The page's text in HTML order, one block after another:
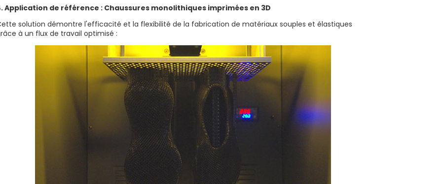
Application de référence : Chaussures monolithiques imprimées en 3D
solution démontre l'efficacité et la flexibilité de la fabrication de matériaux souples et élastiques
à un flux de travail optimisé :